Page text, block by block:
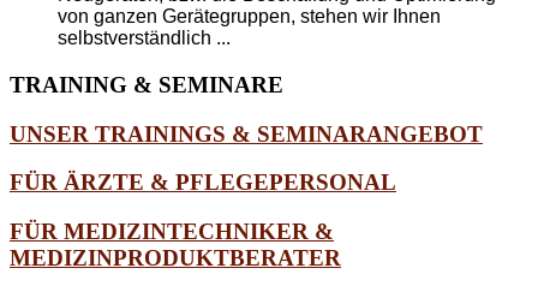
von ganzen Gerätegruppen, stehen wir Ihnen
selbstverständlich ...
TRAINING & SEMINARE
UNSER TRAININGS & SEMINARANGEBOT
FÜR ÄRZTE & PFLEGEPERSONAL
FÜR MEDIZINTECHNIKER &
MEDIZINPRODUKTBERATER